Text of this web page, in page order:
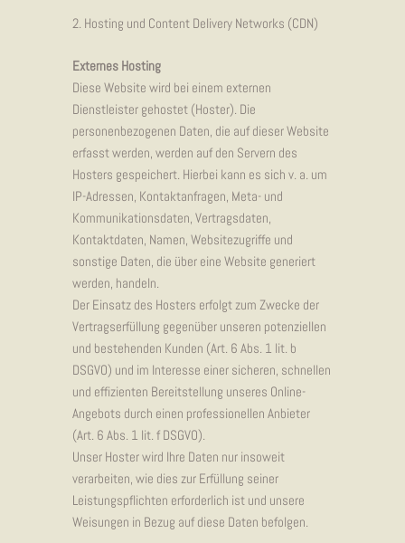
2. Hosting und Content Delivery Networks (CDN)
Externes Hosting
Diese Website wird bei einem externen
Dienstleister gehostet (Hoster). Die
personenbezogenen Daten, die auf dieser Website
erfasst werden, werden auf den Servern des
Hosters gespeichert. Hierbei kann es sich v. a. um
IP-Adressen, Kontaktanfragen, Meta- und
Kommunikationsdaten, Vertragsdaten,
Kontaktdaten, Namen, Websitezugriffe und
sonstige Daten, die über eine Website generiert
werden, handeln.
Der Einsatz des Hosters erfolgt zum Zwecke der
Vertragserfüllung gegenüber unseren potenziellen
und bestehenden Kunden (Art. 6 Abs. 1 lit. b
DSGVO) und im Interesse einer sicheren, schnellen
und effizienten Bereitstellung unseres Online-
Angebots durch einen professionellen Anbieter
(Art. 6 Abs. 1 lit. f DSGVO).
Unser Hoster wird Ihre Daten nur insoweit
verarbeiten, wie dies zur Erfüllung seiner
Leistungspflichten erforderlich ist und unsere
Weisungen in Bezug auf diese Daten befolgen.